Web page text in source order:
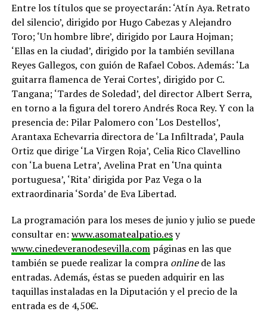
Entre los títulos que se proyectarán: ‘Atín Aya. Retrato
del silencio’, dirigido por Hugo Cabezas y Alejandro
Toro; ‘Un hombre libre’, dirigido por Laura Hojman;
‘Ellas en la ciudad’, dirigido por la también sevillana
Reyes Gallegos, con guión de Rafael Cobos. Además: ‘La
guitarra flamenca de Yerai Cortes’, dirigido por C.
Tangana; ‘Tardes de Soledad’, del director Albert Serra,
en torno a la figura del torero Andrés Roca Rey. Y con la
presencia de: Pilar Palomero con ‘Los Destellos’,
Arantaxa Echevarria directora de ‘La Infiltrada’, Paula
Ortiz que dirige ‘La Virgen Roja’, Celia Rico Clavellino
con ‘La buena Letra’, Avelina Prat en ‘Una quinta
portuguesa’, ‘Rita’ dirigida por Paz Vega o la
extraordinaria ‘Sorda’ de Eva Libertad.
La programación para los meses de junio y julio se puede
consultar en: www.asomatealpatio.esy
www.cinedeveranodesevilla.compáginas en las que
también se puede realizar la compra onlinede las
entradas. Además, éstas se pueden adquirir en las
taquillas instaladas en la Diputación y el precio de la
entrada es de 4,50€.